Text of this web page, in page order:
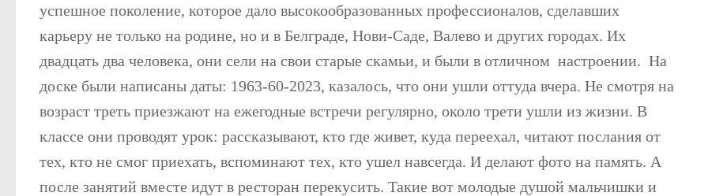
успешное поколение, которое дало высокообразованных профессионалов, сделавших
карьеру не только на родине, но и в Белграде, Нови-Саде, Валево и других городах. Их
двадцать два человека, они сели на свои старые скамьи, и были в отличном настроении. На
доске были написаны даты: 1963-60-2023, казалось, что они ушли оттуда вчера. Не смотря на
возраст треть приезжают на ежегодные встречи регулярно, около трети ушли из жизни. В
классе они проводят урок: рассказывают, кто где живет, куда переехал, читают послания от
тех, кто не смог приехать, вспоминают тех, кто ушел навсегда. И делают фото на память. А
после занятий вместе идут в ресторан перекусить. Такие вот молодые душой мальчишки и